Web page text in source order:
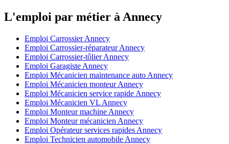
L'emploi par métier à Annecy
Emploi Carrossier Annecy
Emploi Carrossier-réparateur Annecy
Emploi Carrossier-tôlier Annecy
Emploi Garagiste Annecy
Emploi Mécanicien maintenance auto Annecy
Emploi Mécanicien monteur Annecy
Emploi Mécanicien service rapide Annecy
Emploi Mécanicien VL Annecy
Emploi Monteur machine Annecy
Emploi Monteur mécanicien Annecy
Emploi Opérateur services rapides Annecy
Emploi Technicien automobile Annecy